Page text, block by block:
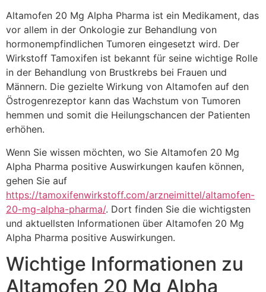
Altamofen 20 Mg Alpha Pharma ist ein Medikament, das
vor allem in der Onkologie zur Behandlung von
hormonempfindlichen Tumoren eingesetzt wird. Der
Wirkstoff Tamoxifen ist bekannt für seine wichtige Rolle
in der Behandlung von Brustkrebs bei Frauen und
Männern. Die gezielte Wirkung von Altamofen auf den
Östrogenrezeptor kann das Wachstum von Tumoren
hemmen und somit die Heilungschancen der Patienten
erhöhen.
Wenn Sie wissen möchten, wo Sie Altamofen 20 Mg
Alpha Pharma positive Auswirkungen kaufen können,
gehen Sie auf
https://tamoxifenwirkstoff.com/arzneimittel/altamofen-
20-mg-alpha-pharma/. Dort finden Sie die wichtigsten
und aktuellsten Informationen über Altamofen 20 Mg
Alpha Pharma positive Auswirkungen.
Wichtige Informationen zu
Altamofen 20 Mg Alpha